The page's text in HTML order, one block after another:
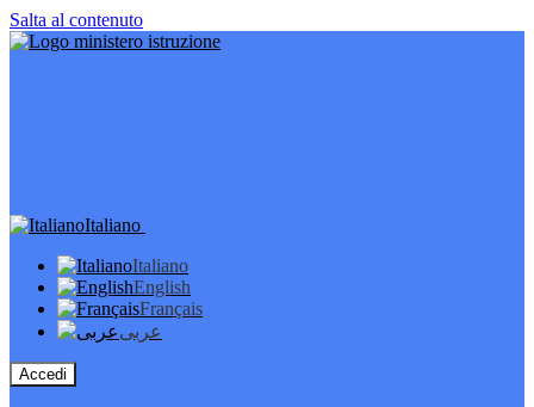
Salta al contenuto
Italiano
Italiano
English
Français
عربى
Accedi